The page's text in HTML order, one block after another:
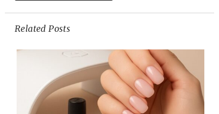
Related Posts